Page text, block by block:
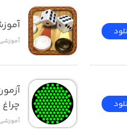
آموزشی
آموزشی